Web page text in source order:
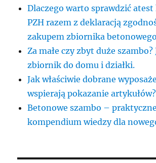
Dlaczego warto sprawdzić
PZH razem z deklaracją
zakupem zbiornika
Za małe czy zbyt duże szambo?
zbiornik do domu i działki.
Jak właściwie dobrane
wspierają pokazanie artykułów?
Betonowe szambo – praktyczne
kompendium wiedzy dla